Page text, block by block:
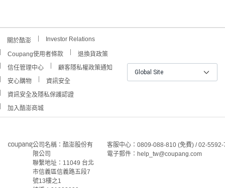
關於酷澎 Investor Relations
Coupang使用者條款
退換貨政策
信任管理中心
顧客隱私權政策通知
安心購物
資訊安全
資訊安全及隱私保護認證
加入酷澎商城
Global Site
公司名稱：酷澎股份有
限公司
聯繫地址：11049 台北
市信義區信義路五段7
號13樓之1
客服中心：0809-088-810 (免費) / 02-
電子郵件：help_tw@coupang.com